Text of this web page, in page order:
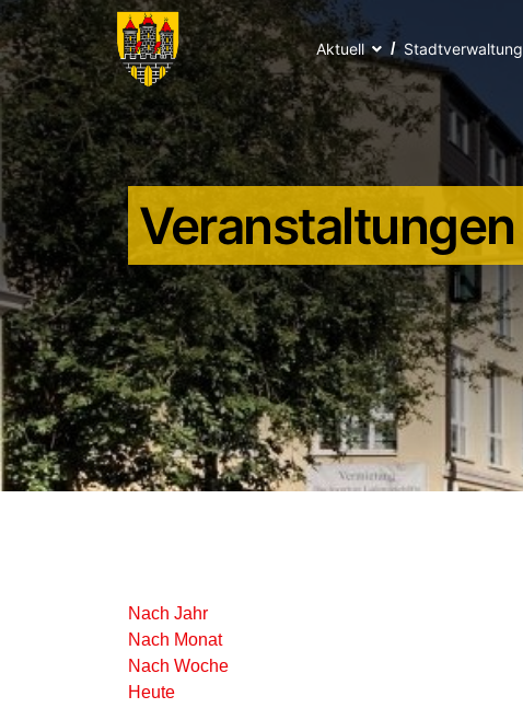
Aktuell Stadtverwaltung
Veranstaltungen
Nach Jahr
Nach Monat
Nach Woche
Heute